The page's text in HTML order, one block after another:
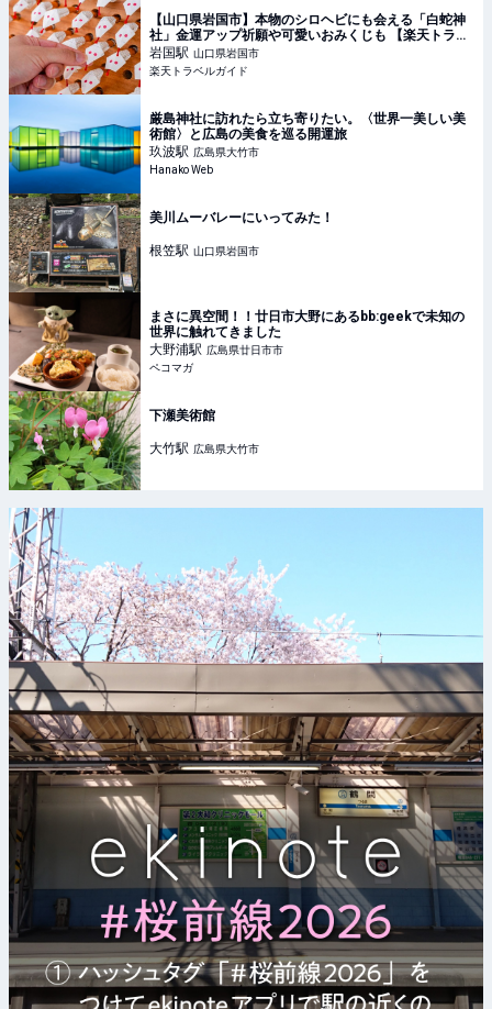
【山口県岩国市】本物のシロヘビにも会える「白蛇神
社」金運アップ祈願や可愛いおみくじも 【楽天トラベ
ル】
岩国駅 山口県岩国市
楽天トラベルガイド
厳島神社に訪れたら立ち寄りたい。〈世界一美しい美
術館〉と広島の美食を巡る開運旅
玖波駅 広島県大竹市
Hanako Web
美川ムーバレーにいってみた！
根笠駅 山口県岩国市
まさに異空間！！廿日市大野にあるbb:geekで未知の
世界に触れてきました
大野浦駅 広島県廿日市市
ペコマガ
下瀬美術館
大竹駅 広島県大竹市